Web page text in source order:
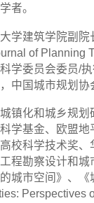
者。
学建筑学院副
of Planning
学委员会委员/
中国城市规划
镇化和城乡规
学基金、欧盟
校科学技术奖
程勘察设计和
的城市空间》、